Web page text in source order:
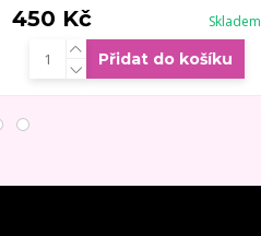
450 Kč Skladem
Přidat do košíku